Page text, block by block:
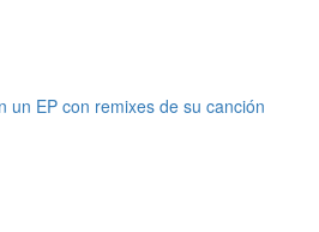
un EP con remixes de su canción